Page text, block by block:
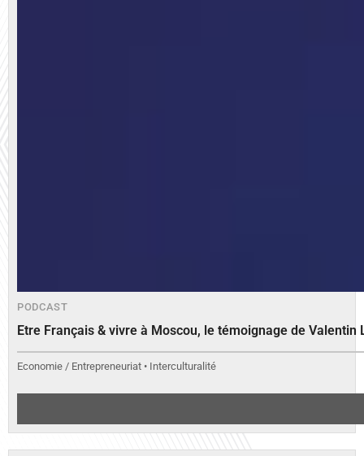
PODCAST
Etre Français & vivre à Moscou, le témoignage de Valentin
Economie / Entrepreneuriat • Interculturalité